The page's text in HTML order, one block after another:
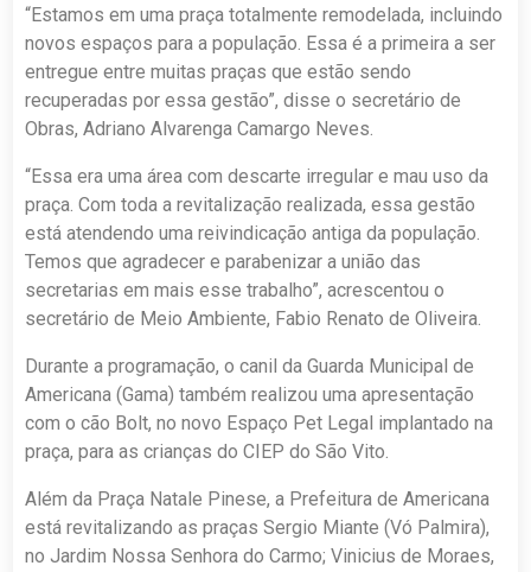
“Estamos em uma praça totalmente remodelada, incluindo
novos espaços para a população. Essa é a primeira a ser
entregue entre muitas praças que estão sendo
recuperadas por essa gestão”, disse o secretário de
Obras, Adriano Alvarenga Camargo Neves.
“Essa era uma área com descarte irregular e mau uso da
praça. Com toda a revitalização realizada, essa gestão
está atendendo uma reivindicação antiga da população.
Temos que agradecer e parabenizar a união das
secretarias em mais esse trabalho”, acrescentou o
secretário de Meio Ambiente, Fabio Renato de Oliveira.
Durante a programação, o canil da Guarda Municipal de
Americana (Gama) também realizou uma apresentação
com o cão Bolt, no novo Espaço Pet Legal implantado na
praça, para as crianças do CIEP do São Vito.
Além da Praça Natale Pinese, a Prefeitura de Americana
está revitalizando as praças Sergio Miante (Vó Palmira),
no Jardim Nossa Senhora do Carmo; Vinicius de Moraes,